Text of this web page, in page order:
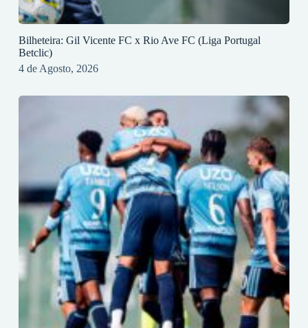
Bilheteira: Gil Vicente FC x Rio Ave FC (Liga Portugal
Betclic)
4 de Agosto, 2026